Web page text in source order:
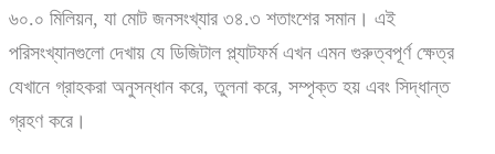
৬০.০ মিলিয়ন, যা মোট জনসংখ্যার ৩৪.৩ শতাংশের সমান। এই
পরিসংখ্যানগুলো দেখায় যে ডিজিটাল প্ল্যাটফর্ম এখন এমন গুরুত্বপূর্ণ ক্ষেত্র
যেখানে গ্রাহকরা অনুসন্ধান করে, তুলনা করে, সম্পৃক্ত হয় এবং সিদ্ধান্ত
গ্রহণ করে।